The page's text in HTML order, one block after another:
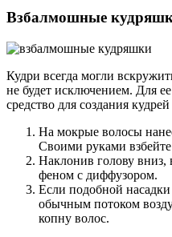
Взбалмошные
Кудри всегда могли
не будет исключением. Для
средство для создания
На мокрые волосы
Своими руками
Наклонив голову
феном с диффузором.
Если подобной
обычным потоком
копну волос.